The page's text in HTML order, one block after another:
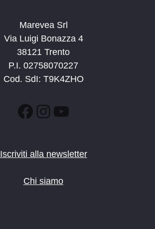
Marevea Srl
Via Luigi Bonazza 4
38121 Trento
P.I. 02758070227
Cod. SdI: T9K4ZHO
Facebook
Instagram
YouTube
Iscriviti alla newsletter
Chi siamo